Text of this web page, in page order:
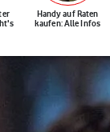
Handy auf Raten
kaufen: Alle Infos